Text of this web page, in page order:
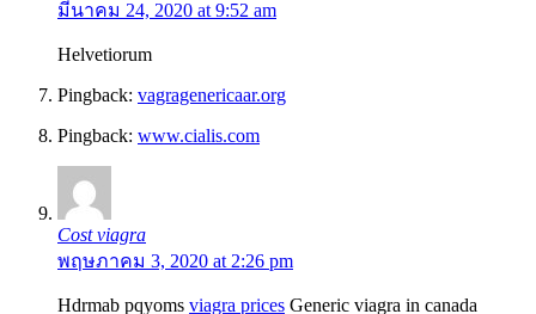
มีนาคม 24, 2020 at 9:52 am
Helvetiorum
Pingback: vagragenericaar.org
Pingback: www.cialis.com
Cost viagra
พฤษภาคม 3, 2020 at 2:26 pm
Hdrmab pqyoms viagra prices Generic viagra in canada